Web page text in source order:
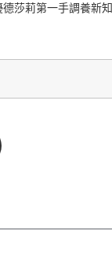
莎莉第一手調養新知